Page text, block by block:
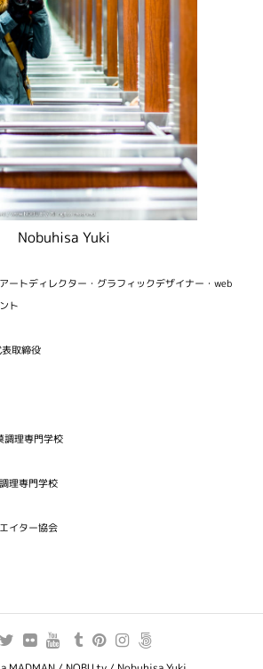
Nobuhisa Yuki
ートディレクター・グラフィックデザイナー・web
ト
表取締役
調理専門学校
理専門学校
イター協会